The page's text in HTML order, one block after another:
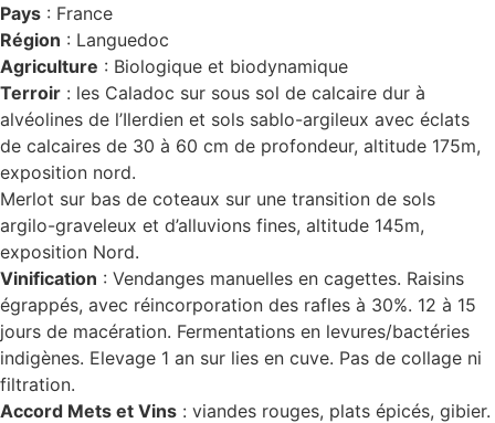
Pays : France
Région : Languedoc
Agriculture : Biologique et biodynamique
Terroir : les Caladoc sur sous sol de calcaire dur à
alvéolines de l’Ilerdien et sols sablo-argileux avec éclats
de calcaires de 30 à 60 cm de profondeur, altitude 175m,
exposition nord.
Merlot sur bas de coteaux sur une transition de sols
argilo-graveleux et d’alluvions fines, altitude 145m,
exposition Nord.
Vinification : Vendanges manuelles en cagettes. Raisins
égrappés, avec réincorporation des rafles à 30%. 12 à 15
jours de macération. Fermentations en levures/bactéries
indigènes. Elevage 1 an sur lies en cuve. Pas de collage ni
filtration.
Accord Mets et Vins : viandes rouges, plats épicés, gibier.